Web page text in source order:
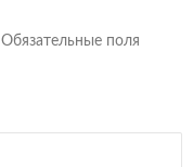
Обязательные поля